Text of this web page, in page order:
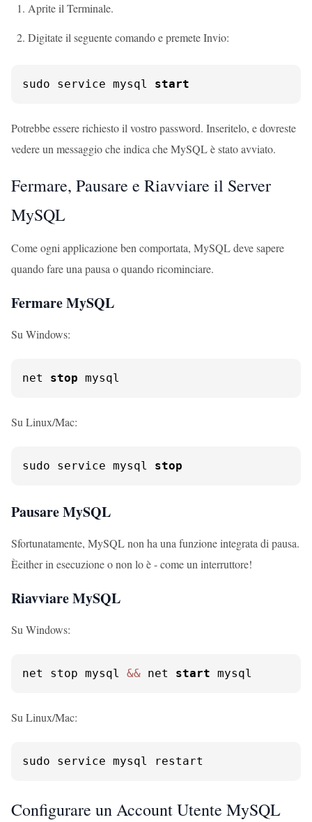
Aprite il Terminale.
Digitate il seguente comando e premete Invio:
sudo service mysql start
Potrebbe essere richiesto il vostro password. Inseritelo, e dovreste
vedere un messaggio che indica che MySQL è stato avviato.
Fermare, Pausare e Riavviare il Server
MySQL
Come ogni applicazione ben comportata, MySQL deve sapere
quando fare una pausa o quando ricominciare.
Fermare MySQL
Su Windows:
net stop mysql
Su Linux/Mac:
sudo service mysql stop
Pausare MySQL
Sfortunatamente, MySQL non ha una funzione integrata di pausa.
Èeither in esecuzione o non lo è - come un interruttore!
Riavviare MySQL
Su Windows:
net stop mysql && net start mysql
Su Linux/Mac:
sudo service mysql restart
Configurare un Account Utente MySQL